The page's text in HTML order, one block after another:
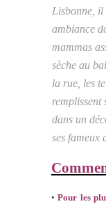
Lisbonne, il
ambiance
mammas
sèche au
la rue, les
remplissent
dans un
ses fameux
•Pour les